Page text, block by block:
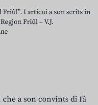
Friûl”. I articui a son scrits in
Friûl – V.J.
a son convints di fâ